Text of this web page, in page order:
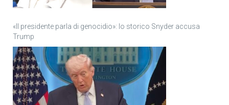
«Il presidente parla di genocidio»: lo storico Snyder accusa
Trump